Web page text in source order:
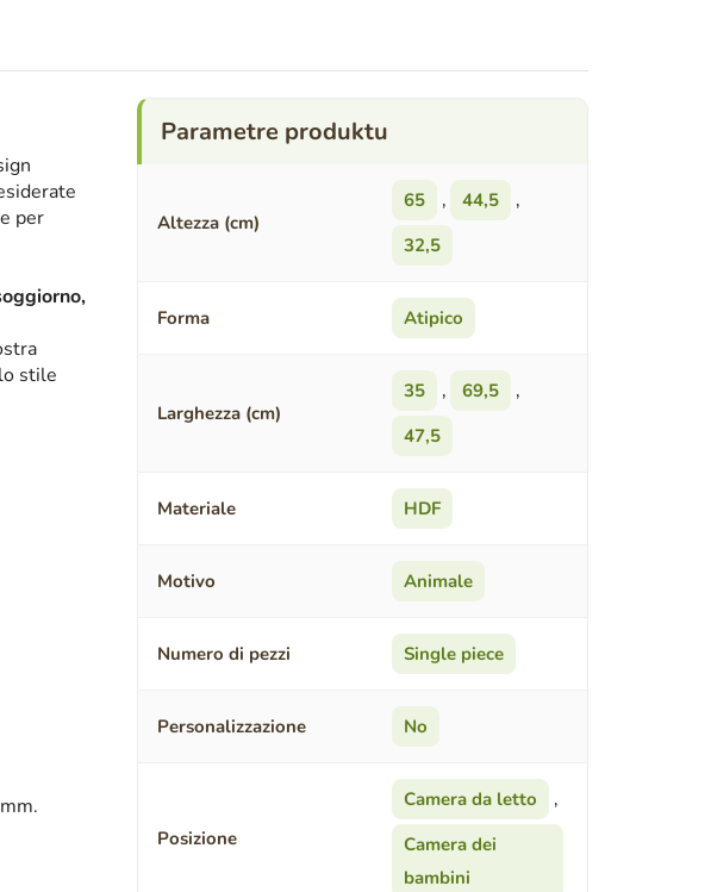
per
stile
Altezza (cm)
65 , 44,5
,
32,5
Forma Atipico
Larghezza (cm)
35 , 69,5
,
47,5
Materiale HDF
Motivo Animale
Numero di pezzi Single piece
Personalizzazione No
Posizione
Camera da letto
,
Camera dei
bambini